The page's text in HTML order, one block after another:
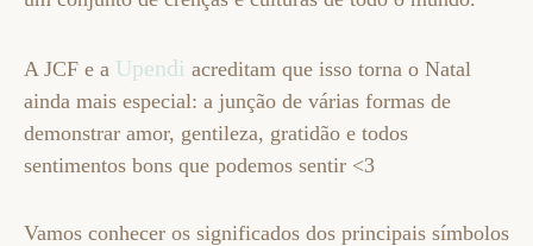
A JCF e a Upendi acreditam que isso torna o Natal
ainda mais especial: a junção de várias formas de
demonstrar amor, gentileza, gratidão e todos
sentimentos bons que podemos sentir <3
Vamos conhecer os significados dos principais símbolos